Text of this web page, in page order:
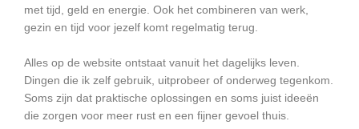
met tijd, geld en energie. Ook het combineren van werk,
gezin en tijd voor jezelf komt regelmatig terug.
Alles op de website ontstaat vanuit het dagelijks leven.
Dingen die ik zelf gebruik, uitprobeer of onderweg tegenkom.
Soms zijn dat praktische oplossingen en soms juist ideeën
die zorgen voor meer rust en een fijner gevoel thuis.